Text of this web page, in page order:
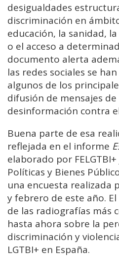
desigualdades
discriminación en
educación, la sanidad,
o el acceso a
documento alerta
las redes sociales se
algunos de los
difusión de mensajes
desinformación contra
Buena parte de esa
reflejada en el informe
elaborado por
Políticas y Bienes
una encuesta realizada
y febrero de este año.
de las radiografías más
hasta ahora sobre la
discriminación y
LGTBI+ en España.